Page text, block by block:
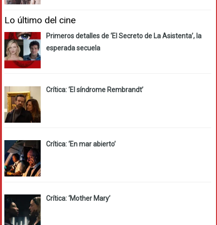
Lo último del cine
Primeros detalles de ‘El Secreto de La Asistenta’, la
esperada secuela
Crítica: ‘El síndrome Rembrandt’
Crítica: ‘En mar abierto’
Crítica: ‘Mother Mary’